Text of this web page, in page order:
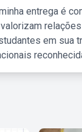
entrega é
em sua